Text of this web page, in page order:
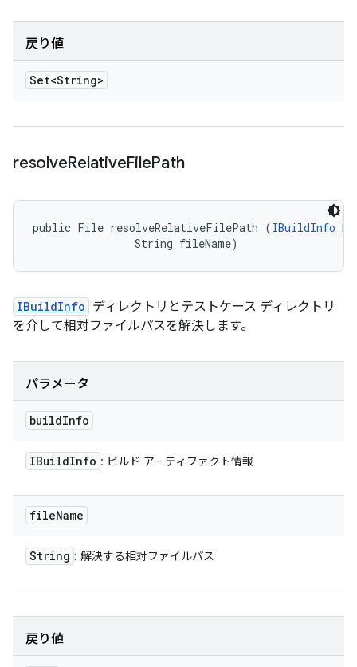
戻り値
Set<String>
resolveRelativeFilePath
public File resolveRelativeFilePath (IBuildInfo
                String fileName)
IBuildInfo ディレクトリとテストケース ディレクトリ
を介して相対ファイルパスを解決します。
パラメータ
buildInfo
IBuildInfo : ビルド アーティファクト情報
fileName
String : 解決する相対ファイルパス
戻り値